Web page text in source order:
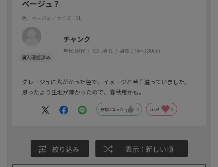
ベージュ？
色：ベージュ ／サイズ：3L
チャンク
年代:50代 性別:男性 身長:176～180cm
グレージュに紫がかった色で、イメージと若干違っていました。
思ったより生地が薄かったので、春秋用かも。
参考になった 0 Like! 0
絞り込み 表示：新しい順